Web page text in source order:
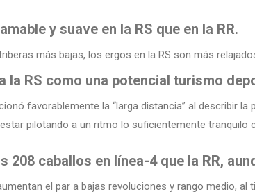
y suave en la RS que en la RR.
más bajas, los ergos en la RS son más
la RS como una potencial turismo
favorablemente la “larga distancia” al describir
pilotando a un ritmo lo suficientemente tranquilo
208 caballos en línea-4 que la RR,
el par a bajas revoluciones y rango medio,